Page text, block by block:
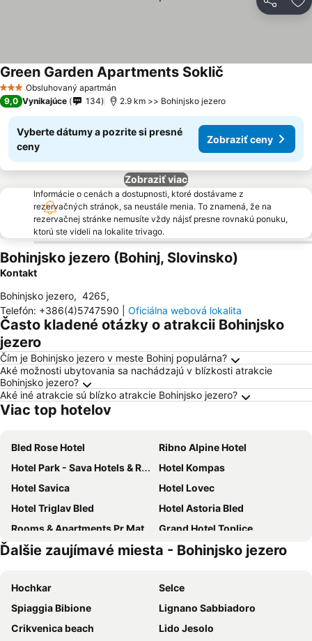
Zdieľať
3 Počet hviezdičiek
Obsluhovaný apartmán
Green Garden Apartments Soklič
9,0 Vynikajúce 134 2.9 km >> Bohinjsko jezero
Vyberte dátumy a pozrite si presné
ceny
Zobraziť ceny
Zobraziť viac
Informácie o cenách a dostupnosti, ktoré dostávame z
rezervačných stránok, sa neustále menia. To znamená, že na
rezervačnej stránke nemusíte vždy nájsť presne rovnakú ponuku,
ktorú ste videli na lokalite trivago.
Bohinjsko jezero (Bohinj, Slovinsko)
Kontakt
Bohinjsko jezero, 4265,
Telefón: +386(4)5747590 Oficiálna webová lokalita
Často kladené otázky o atrakcii Bohinjsko
jezero
Čím je Bohinjsko jezero v meste Bohinj populárna?
Aké možnosti ubytovania sa nachádzajú v blízkosti atrakcie
Bohinjsko jezero?
Aké iné atrakcie sú blízko atrakcie Bohinjsko jezero?
Viac top hotelov
Bled Rose Hotel
Ribno Alpine Hotel
Hotel Park - Sava Hotels & Resorts
Hotel Kompas
Hotel Savica
Hotel Lovec
Hotel Triglav Bled
Hotel Astoria Bled
Rooms & Apartments Pr Matjon
Grand Hotel Toplice
Hotel Center Pokljuka
Hotel Jezero
Rikli Balance Hotel
Hotel Tripič, restaurant and pizzeria
Apartment House Jager
Adora Luxury Hotel
Rikli
Hotel Gasperin Bohinj
Ďalšie zaujímavé miesta - Bohinjsko jezero
Hochkar
Selce
Spiaggia Bibione
Lignano Sabbiadoro
Crikvenica beach
Lido Jesolo